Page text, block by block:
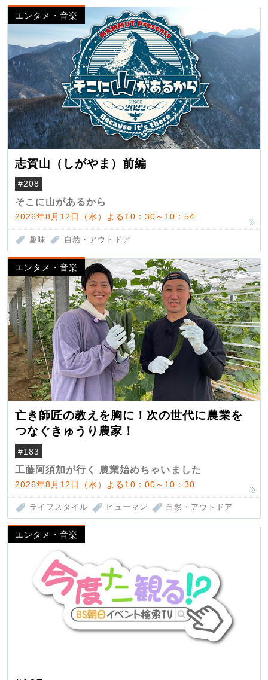
エンタメ・音楽
志賀山（しがやま）前編
#208
そこに山があるから
2026年8月12日（水）よる10：30～10：54
趣味 自然・アウトドア
エンタメ・音楽
亡き師匠の教えを胸に！次の世代に農業を
つなぐきゅうり農家！
#183
工藤阿須加が行く 農業始めちゃいました
2026年8月12日（水）よる10：00～10：30
ライフスタイル ヒューマン 自然・アウトドア
エンタメ・音楽